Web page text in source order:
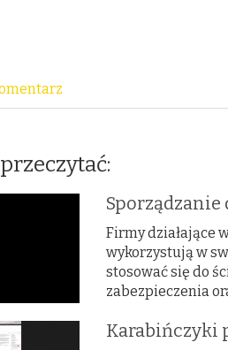
Firmy działające
wykorzystują w
stosować się do
zabezpieczenia
Karabińczyki